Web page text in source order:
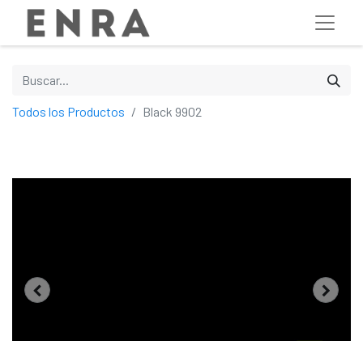
Todos los Productos Black 9902